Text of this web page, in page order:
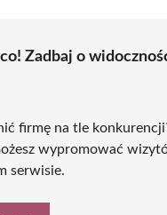
Zadbaj o
firmę na tle
wypromować
serwisie.